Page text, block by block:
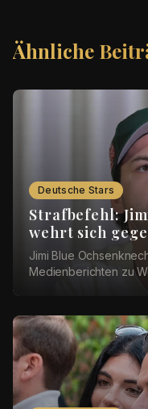
Ähnliche
Deutsche Stars
Strafbefehl:
wehrt sich
Jimi Blue
Medienberichten zu